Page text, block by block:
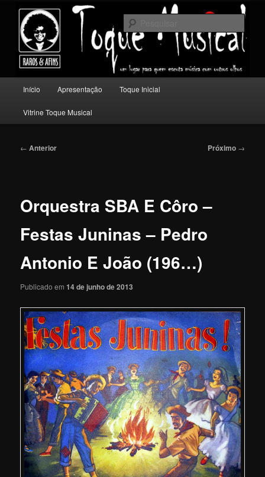
conteúdo
principalToque Musical
Um lugar para quem escuta música com outros olhos.
principal
Início Apresentação Toque Inicial
Vitrine Toque Musical
Navegação
← Anterior Próximo →
Orquestra SBA E Côro –
Festas Juninas – Pedro
Antonio E João (196…)
Publicado em14 de junho de 2013